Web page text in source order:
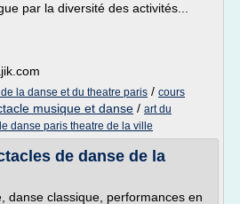
par la diversité des activités...
la danse et du theatre paris / cours
musique et danse / art du
danse paris theatre de la ville
de danse de la
danse classique, performances en